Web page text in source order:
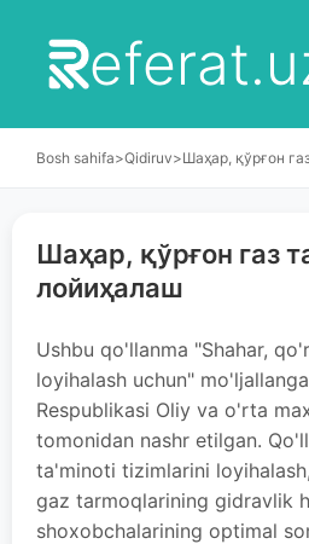
Bosh sahifa>Qidiruv>Шаҳар, қўрғон
Шаҳар, қўрғон газ
лойиҳалаш
Ushbu qo'llanma "Shahar,
loyihalash uchun"
Respublikasi Oliy va o'rta
tomonidan nashr etilgan.
ta'minoti tizimlarini
gaz tarmoqlarining gidravlik
shoxobchalarining optimal